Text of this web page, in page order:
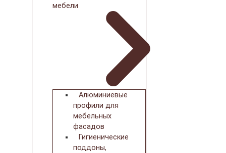
мебели
Алюминиевые
профили для
мебельных
фасадов
Гигиенические
поддоны,